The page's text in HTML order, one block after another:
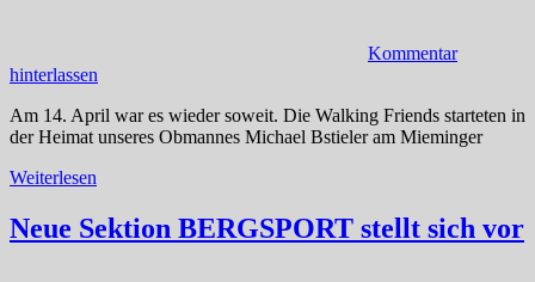
Kommentar
hinterlassen
Am 14. April war es wieder soweit. Die Walking Friends starteten in
der Heimat unseres Obmannes Michael Bstieler am Mieminger
Weiterlesen
Neue Sektion BERGSPORT stellt sich vor